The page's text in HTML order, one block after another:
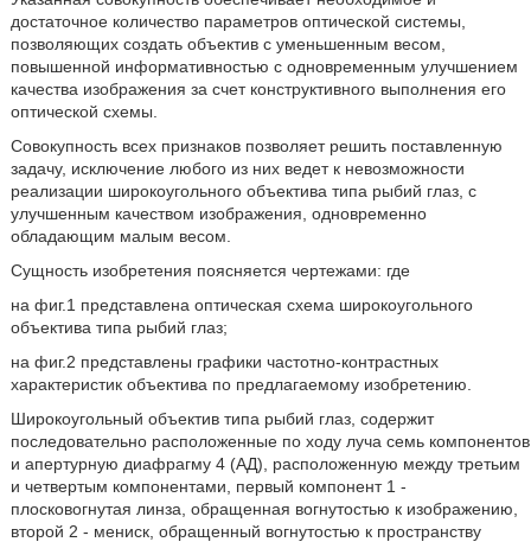
достаточное количество параметров оптической системы,
позволяющих создать объектив с уменьшенным весом,
повышенной информативностью с одновременным улучшением
качества изображения за счет конструктивного выполнения его
оптической схемы.
Совокупность всех признаков позволяет решить поставленную
задачу, исключение любого из них ведет к невозможности
реализации широкоугольного объектива типа рыбий глаз, с
улучшенным качеством изображения, одновременно
обладающим малым весом.
Сущность изобретения поясняется чертежами: где
на фиг.1 представлена оптическая схема широкоугольного
объектива типа рыбий глаз;
на фиг.2 представлены графики частотно-контрастных
характеристик объектива по предлагаемому изобретению.
Широкоугольный объектив типа рыбий глаз, содержит
последовательно расположенные по ходу луча семь компонентов
и апертурную диафрагму 4 (АД), расположенную между третьим
и четвертым компонентами, первый компонент 1 -
плосковогнутая линза, обращенная вогнутостью к изображению,
второй 2 - мениск, обращенный вогнутостью к пространству